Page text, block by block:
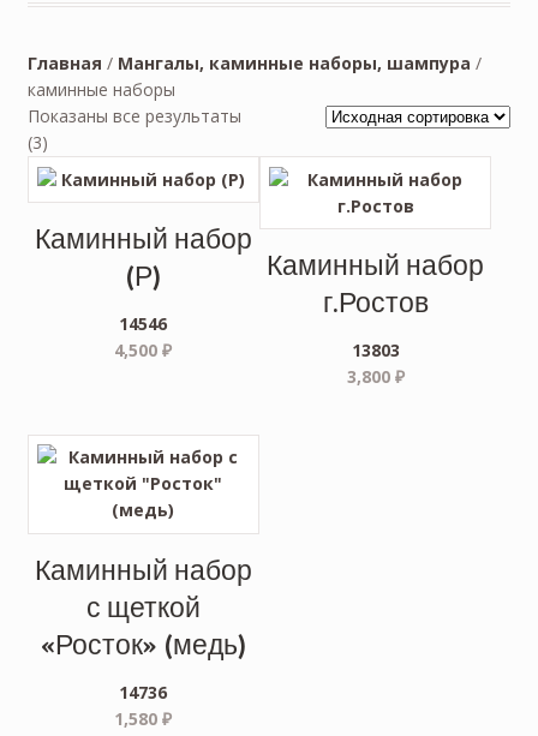
Главная / Мангалы, каминные наборы, шампура /
каминные наборы
Показаны все результаты
(3)
Каминный набор
(Р)
14546
4,500₽
Каминный набор
г.Ростов
13803
3,800 ₽
Каминный набор
с щеткой
«Росток» (медь)
14736
1,580₽